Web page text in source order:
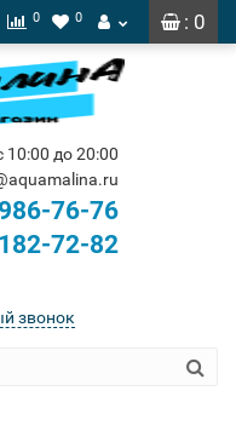
: 0
0 0
10:00 до 20:00
76-76
72-82
звонок